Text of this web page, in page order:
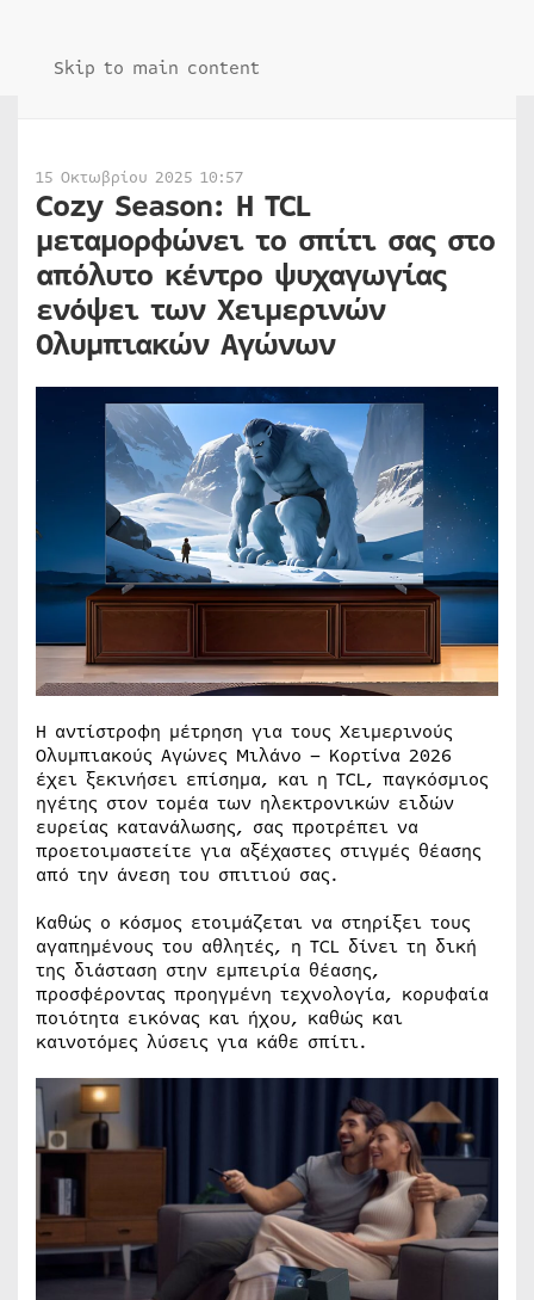
Skip to main content
15 Οκτωβρίου 2025 10:57
Cozy Season: Η TCL
μεταμορφώνει το σπίτι σας στο
απόλυτο κέντρο ψυχαγωγίας
ενόψει των Χειμερινών
Ολυμπιακών Αγώνων
Η αντίστροφη μέτρηση για τους Χειμερινούς
Ολυμπιακούς Αγώνες Μιλάνο – Κορτίνα 2026
έχει ξεκινήσει επίσημα, και η TCL, παγκόσμιος
ηγέτης στον τομέα των ηλεκτρονικών ειδών
ευρείας κατανάλωσης, σας προτρέπει να
προετοιμαστείτε για αξέχαστες στιγμές θέασης
από την άνεση του σπιτιού σας.
Καθώς ο κόσμος ετοιμάζεται να στηρίξει τους
αγαπημένους του αθλητές, η TCL δίνει τη δική
της διάσταση στην εμπειρία θέασης,
προσφέροντας προηγμένη τεχνολογία, κορυφαία
ποιότητα εικόνας και ήχου, καθώς και
καινοτόμες λύσεις για κάθε σπίτι.